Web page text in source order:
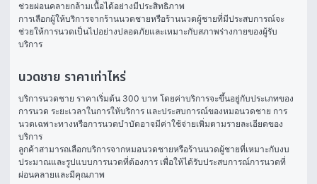
ช่วยผ่อนคลายกล้ามเนื้อได้อย่างมีประสิทธิภาพ
การเลือกผู้ให้บริการจากร้านนวดชายหรือร้านนวดผู้ชายที่มีประสบการณ์จะ
ช่วยให้การนวดเป็นไปอย่างปลอดภัยและเหมาะกับสภาพร่างกายของผู้รับ
บริการ
นวดชาย ราคาเท่าไหร่
บริการนวดชาย ราคาเริ่มต้น 300 บาท โดยค่าบริการจะขึ้นอยู่กับประเภทของ
การนวด ระยะเวลาในการให้บริการ และประสบการณ์ของหมอนวดชาย การ
นวดเฉพาะทางหรือการนวดบำบัดอาจมีค่าใช้จ่ายเพิ่มตามรายละเอียดของ
บริการ
ลูกค้าสามารถเลือกบริการจากหมอนวดชายหรือร้านนวดผู้ชายที่เหมาะกับงบ
ประมาณและรูปแบบการนวดที่ต้องการ เพื่อให้ได้รับประสบการณ์การนวดที่
ผ่อนคลายและมีคุณภาพ